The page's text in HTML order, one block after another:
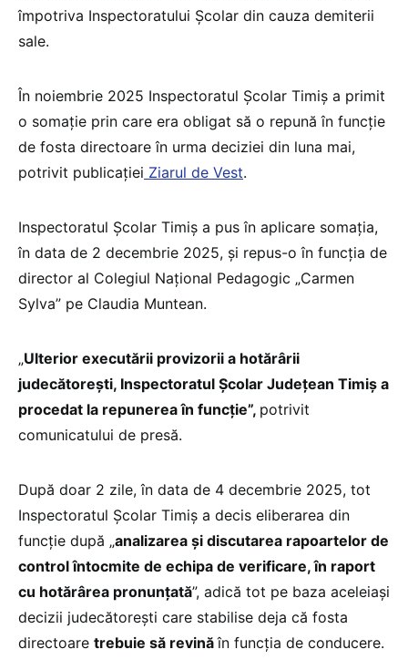
împotriva Inspectoratului Școlar din cauza demiterii
sale.
În noiembrie 2025 Inspectoratul Școlar Timiș a primit
o somație prin care era obligat să o repună în funcție
de fosta directoare în urma deciziei din luna mai,
potrivit publicației Ziarul de Vest.
Inspectoratul Școlar Timiș a pus în aplicare somația,
în data de 2 decembrie 2025, și repus-o în funcția de
director al Colegiul Național Pedagogic „Carmen
Sylva” pe Claudia Muntean.
„Ulterior executării provizorii a hotărârii
judecătorești, Inspectoratul Școlar Județean Timiș a
procedat la repunerea în funcție”, potrivit
comunicatului de presă.
După doar 2 zile, în data de 4 decembrie 2025, tot
Inspectoratul Școlar Timiș a decis eliberarea din
funcție după „analizarea și discutarea rapoartelor de
control întocmite de echipa de verificare, în raport
cu hotărârea pronunțată”, adică tot pe baza aceleiași
decizii judecătorești care stabilise deja că fosta
directoare trebuie să revinăîn funcția de conducere.